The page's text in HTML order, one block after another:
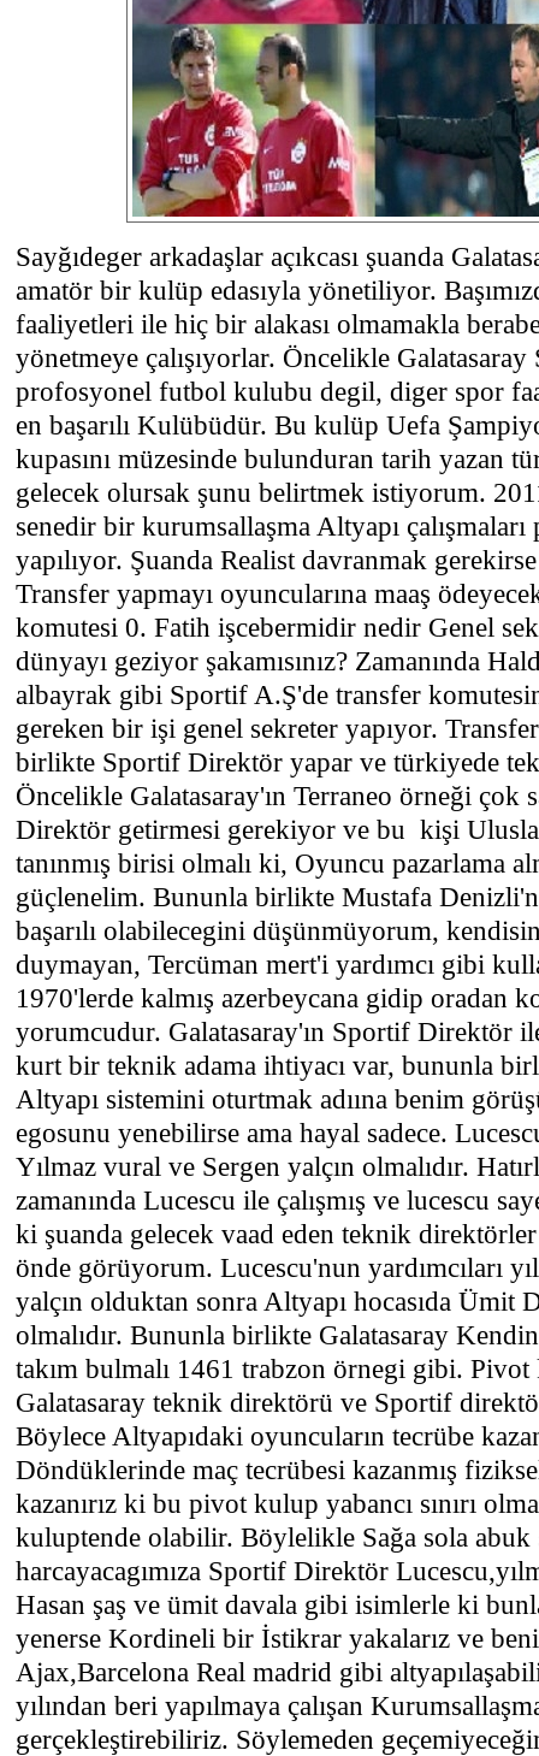
Sayğıdeger arkadaşlar açıkcası şuanda
amatör bir kulüp edasıyla yönetiliyor.
faaliyetleri ile hiç bir alakası olmamakla
yönetmeye çalışıyorlar. Öncelikle
profosyonel futbol kulubu degil, diger spor
en başarılı Kulübüdür. Bu kulüp Uefa
kupasını müzesinde bulunduran tarih yazan
gelecek olursak şunu belirtmek istiyorum.
senedir bir kurumsallaşma Altyapı
yapılıyor. Şuanda Realist davranmak gerekirse
Transfer yapmayı oyuncularına maaş
komutesi 0. Fatih işcebermidir nedir Genel
dünyayı geziyor şakamısınız? Zamanında
albayrak gibi Sportif A.Ş'de transfer
gereken bir işi genel sekreter yapıyor.
birlikte Sportif Direktör yapar ve türkiyede
Öncelikle Galatasaray'ın Terraneo örneği çok
Direktör getirmesi gerekiyor ve bu kişi
tanınmış birisi olmalı ki, Oyuncu pazarlama
güçlenelim. Bununla birlikte Mustafa
başarılı olabilecegini düşünmüyorum,
duymayan, Tercüman mert'i yardımcı gibi
1970'lerde kalmış azerbeycana gidip oradan
yorumcudur. Galatasaray'ın Sportif Direktör
kurt bir teknik adama ihtiyacı var, bununla
Altyapı sistemini oturtmak adıına benim
egosunu yenebilirse ama hayal sadece.
Yılmaz vural ve Sergen yalçın olmalıdır.
zamanında Lucescu ile çalışmış ve lucescu
ki şuanda gelecek vaad eden teknik
önde görüyorum. Lucescu'nun yardımcıları
yalçın olduktan sonra Altyapı hocasıda Ümit
olmalıdır. Bununla birlikte Galatasaray
takım bulmalı 1461 trabzon örnegi gibi. Pivot
Galatasaray teknik direktörü ve Sportif
Böylece Altyapıdaki oyuncuların tecrübe
Döndüklerinde maç tecrübesi kazanmış
kazanırız ki bu pivot kulup yabancı sınırı
kuluptende olabilir. Böylelikle Sağa sola abuk
harcayacagımıza Sportif Direktör
Hasan şaş ve ümit davala gibi isimlerle ki
yenerse Kordineli bir İstikrar yakalarız ve
Ajax,Barcelona Real madrid gibi
yılından beri yapılmaya çalışan
gerçekleştirebiliriz. Söylemeden